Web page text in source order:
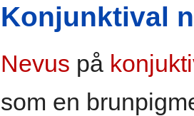
Konjunktival
Nevus på
som en